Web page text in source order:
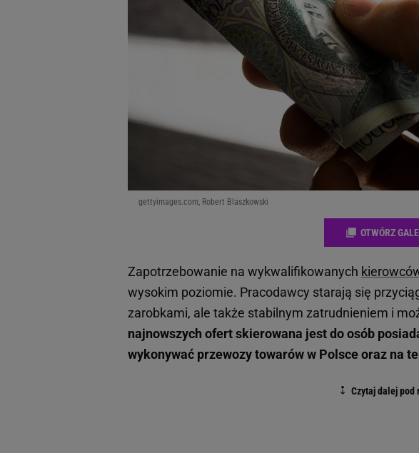
gettyimages.com, Robert Blaszkowski
OTWÓRZ
Zapotrzebowanie na wykwalifikowanych
wysokim poziomie. Pracodawcy starają się
zarobkami, ale także stabilnym zatrudnieniem i
najnowszych ofert skierowana jest do osób
wykonywać przewozy towarów w Polsce oraz na